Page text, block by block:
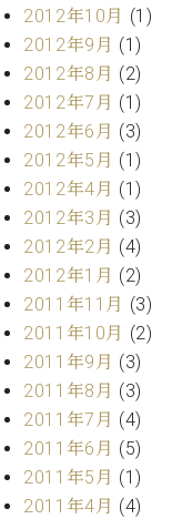
2012年10月 (1)
2012年9月 (1)
2012年8月 (2)
2012年7月 (1)
2012年6月 (3)
2012年5月 (1)
2012年4月 (1)
2012年3月 (3)
2012年2月 (4)
2012年1月 (2)
2011年11月 (3)
2011年10月 (2)
2011年9月 (3)
2011年8月 (3)
2011年7月 (4)
2011年6月 (5)
2011年5月 (1)
2011年4月 (4)